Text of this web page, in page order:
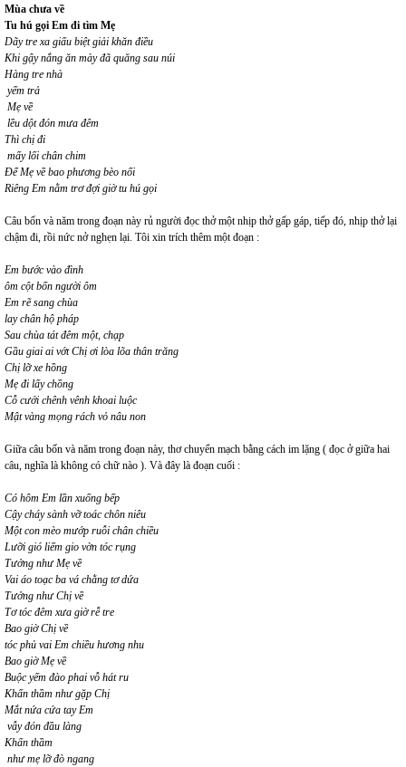
Mùa chưa về
Tu hú gọi Em đi tìm Mẹ
Dãy tre xa giấu biệt giải khăn điều
Khi gậy nắng ăn mày đã quăng sau núi
Hàng tre nhà
yếm trả
Mẹ về
lều dột đón mưa đêm
Thì chị đi
mấy lối chân chim
Để Mẹ về bao phương bèo nổi
Riêng Em nằm trơ đợi giờ tu hú gọi
Câu bốn và năm trong đoạn này rủ người đọc thở một nhịp thở gấp gáp, tiếp đó, nhịp thở lại
chậm đi, rồi nức nở nghẹn lại. Tôi xin trích thêm một đoạn :
Em bước vào đình
ôm cột bốn người ôm
Em rẽ sang chùa
lay chân hộ pháp
Sau chùa tát đêm một, chạp
Gầu giai ai vớt Chị ơi lòa lõa thân trăng
Chị lỡ xe hồng
Mẹ đi lấy chồng
Cỗ cưới chênh vênh khoai luộc
Mật vàng mọng rách vỏ nâu non
Giữa câu bốn và năm trong đoạn này, thơ chuyển mạch bằng cách im lặng ( đọc ở giữa hai
câu, nghĩa là không có chữ nào ). Và đây là đoạn cuối :
Có hôm Em lần xuống bếp
Cậy cháy sành vỡ toác chôn niêu
Một con mèo mướp ruỗi chân chiều
Lưỡi gió liếm gio vờn tóc rụng
Tưởng như Mẹ về
Vai áo toạc ba vá chằng tơ dứa
Tưởng như Chị về
Tơ tóc đêm xưa giờ rễ tre
Bao giờ Chị về
tóc phủ vai Em chiều hương nhu
Bao giờ Mẹ về
Buộc yếm đào phai vỗ hát ru
Khấn thầm như gặp Chị
Mắt nứa cứa tay Em
vẫy đón đầu làng
Khấn thầm
như mẹ lỡ đò ngang